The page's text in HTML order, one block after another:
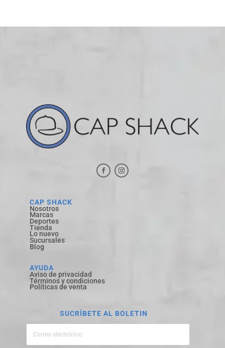
CAP SHACK
Nosotros
Marcas
Deportes
Tienda
Lo nuevo
Sucursales
Blog
AYUDA
Aviso de privacidad
Términos y condiciones
Políticas de venta
SUCRÍBETE AL BOLETIN